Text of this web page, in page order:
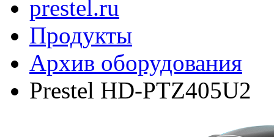
prestel.ru
Продукты
Архив оборудования
Prestel HD-PTZ405U2